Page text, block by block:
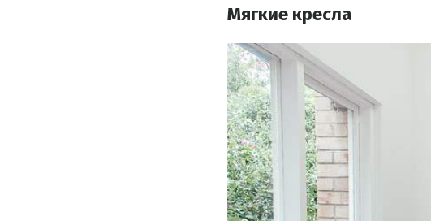
Мягкие кресла